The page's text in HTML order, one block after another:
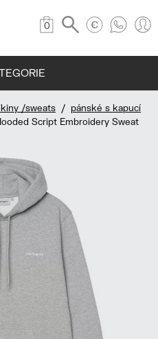
0
/sweats / pánské s kapucí
Script Embroidery Sweat